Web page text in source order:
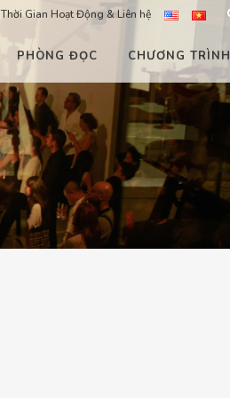
Thời Gian Hoạt Động & Liên hệ
PHÒNG ĐỌC CHƯƠNG TRÌNH